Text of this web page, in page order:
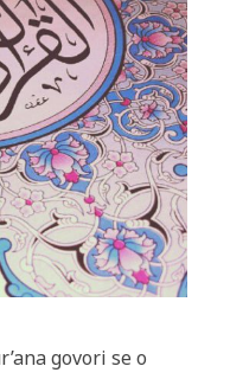
govori se o